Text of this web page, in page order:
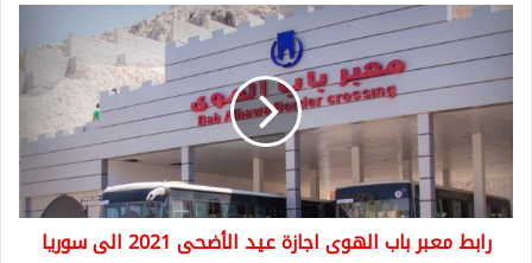
رابط
معبر
باب
الهوى
اجازة
الأضحى
2021
الى
سوريا
رابط معبر باب الهوى اجازة عيد الأضحى 2021 الى سوريا